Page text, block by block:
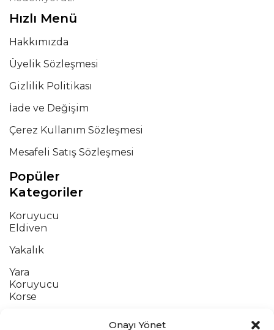
Onayı Yönet
Hızlı Menü
Hakkımızda
Üyelik Sözleşmesi
Gizlilik Politikası
İade ve Değişim
Çerez Kullanım Sözleşmesi
Mesafeli Satış Sözleşmesi
Popüler
Kategoriler
Koruyucu
Eldiven
Yakalık
Yara
Koruyucu
Korse